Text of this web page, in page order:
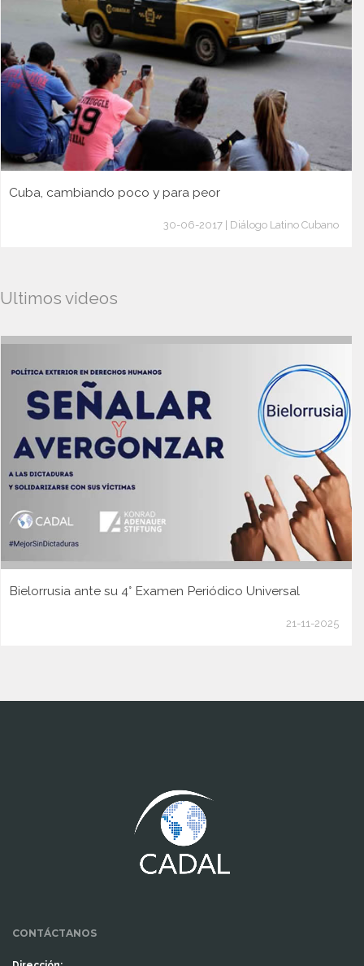
Cuba, cambiando poco y para peor
30-06-2017 | Diálogo Latino Cubano
Ultimos videos
Bielorrusia ante su 4° Examen Periódico Universal
21-11-2025
CONTÁCTANOS